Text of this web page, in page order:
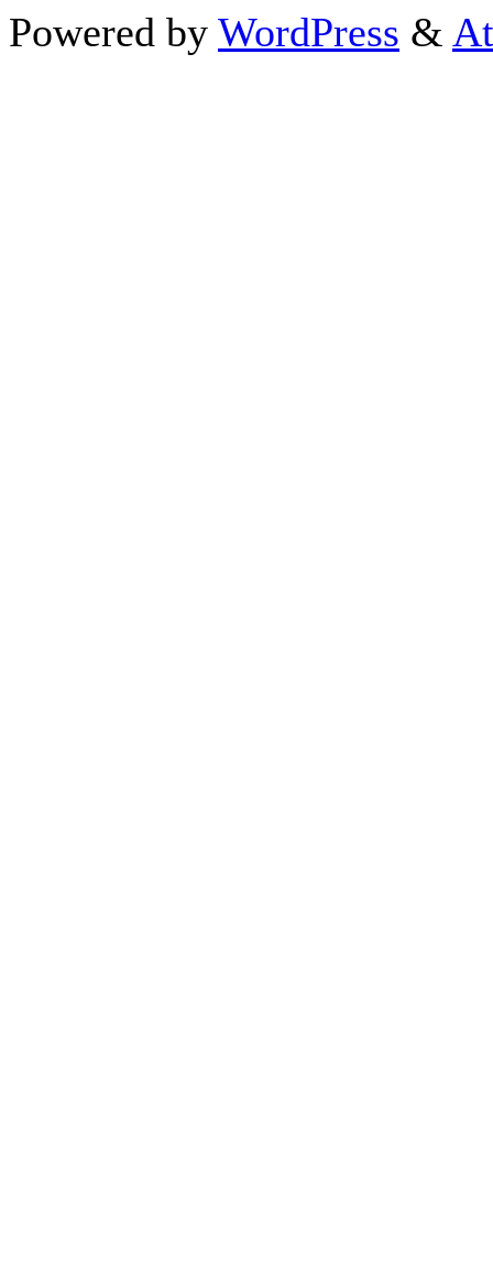
Powered by WordPress &